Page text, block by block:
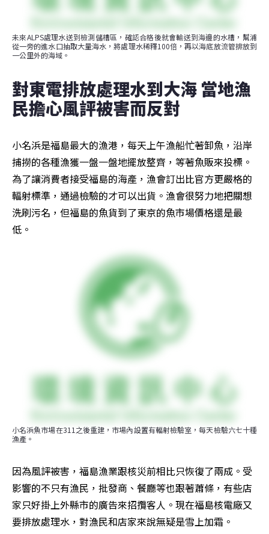
未來ALPS處理水送到檢測儲槽區，確認合格後就會輸送到海邊的水槽，幫浦
從一旁的進水口抽取大量海水，將處理水稀釋100倍，再以海底放流管排放到
一公里外的海域。
對東電排放處理水到大海 當地漁
民擔心風評被害而反對
小名浜是福島最大的漁港，每天上午漁船忙著卸魚，沿岸
捕撈的各種漁獲一盤一盤地擺放整齊，等著魚販來投標。
為了讓消費者接受福島的海產，漁會訂出比官方更嚴格的
輻射標準，通過檢驗的才可以出貨。漁會很努力地把關想
洗刷污名，但福島的魚貨到了東京的魚市場價格還是最
低。
小名浜魚市場在311之後重建，市場內設置有輻射檢驗室，每天檢驗六七十種
漁產。
因為風評被害，福島漁業跟核災前相比只恢復了兩成。受
影響的不只有漁民，批發商、餐廳等也跟著蕭條，有些店
家只好掛上外縣市的廣告來招攬客人。現在福島核電廠又
要排放處理水，對漁民和店家來說無疑是雪上加霜。